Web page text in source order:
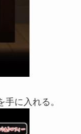
に入れる。